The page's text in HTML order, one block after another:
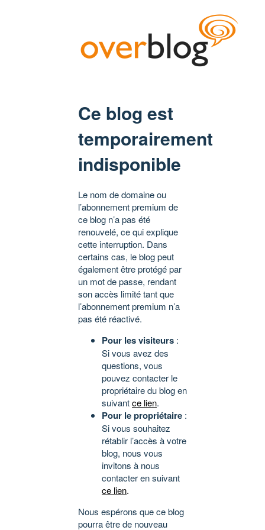
Ce blog est
temporairement
indisponible
Le nom de domaine ou
l’abonnement premium de
ce blog n’a pas été
renouvelé, ce qui explique
cette interruption. Dans
certains cas, le blog peut
également être protégé par
un mot de passe, rendant
son accès limité tant que
l’abonnement premium n’a
pas été réactivé.
Pour les visiteurs :
Si vous avez des
questions, vous
pouvez contacter le
propriétaire du blog en
suivantce lien.
Pour le propriétaire :
Si vous souhaitez
rétablir l’accès à votre
blog, nous vous
invitons à nous
contacter en suivant
ce lien.
Nous espérons que ce blog
pourra être de nouveau